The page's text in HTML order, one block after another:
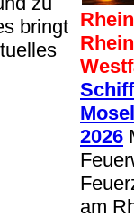
bringt
2026
am